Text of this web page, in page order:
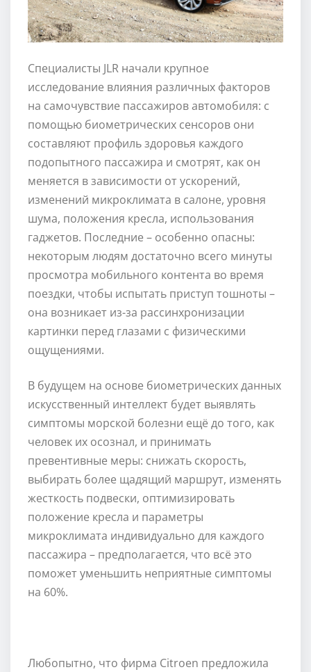
Специалисты JLR начали крупное
исследование влияния различных факторов
на самочувствие пассажиров автомобиля: с
помощью биометрических сенсоров они
составляют профиль здоровья каждого
подопытного пассажира и смотрят, как он
меняется в зависимости от ускорений,
изменений микроклимата в салоне, уровня
шума, положения кресла, использования
гаджетов. Последние – особенно опасны:
некоторым людям достаточно всего минуты
просмотра мобильного контента во время
поездки, чтобы испытать приступ тошноты –
она возникает из-за рассинхронизации
картинки перед глазами с физическими
ощущениями.
В будущем на основе биометрических данных
искусственный интеллект будет выявлять
симптомы морской болезни ещё до того, как
человек их осознал, и принимать
превентивные меры: снижать скорость,
выбирать более щадящий маршрут, изменять
жесткость подвески, оптимизировать
положение кресла и параметры
микроклимата индивидуально для каждого
пассажира – предполагается, что всё это
поможет уменьшить неприятные симптомы
на 60%.
Любопытно, что фирма Citroen предложила